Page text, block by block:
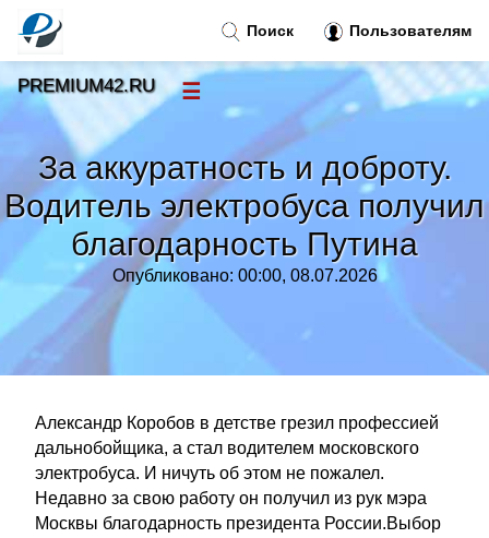
За аккуратность и доброту.
Водитель электробуса получил
благодарность Путина
Опубликовано: 00:00, 08.07.2026
Александр Коробов в дет­стве грезил профессией
дальнобойщика, а стал водителем московского
электробуса. И ничуть об этом не пожалел.
Недавно за свою работу он получил из рук мэра
Москвы благодарность президента России.Выбор
Поиск Пользователям
PREMIUM42.RU ☰
Новости
Тренды новостей»
Рубрики»
Правила »
Контакт»